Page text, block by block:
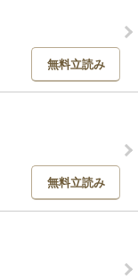
無料立読み
無料立読み